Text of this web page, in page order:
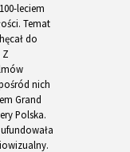
leciem
Temat
do
Z
nich
Grand
Polska.